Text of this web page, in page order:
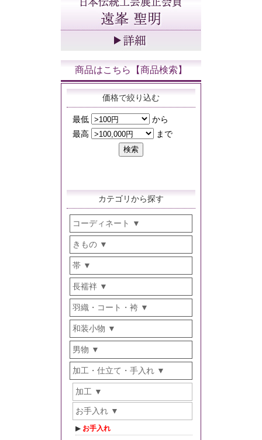
商品はこちら【商品検索】
価格で絞り込む
カテゴリから探す
コーディネート
きもの
帯
長襦袢
羽織・コート・袴
和装小物
男物
加工・仕立て・手入れ
加工
お手入れ
お手入れ